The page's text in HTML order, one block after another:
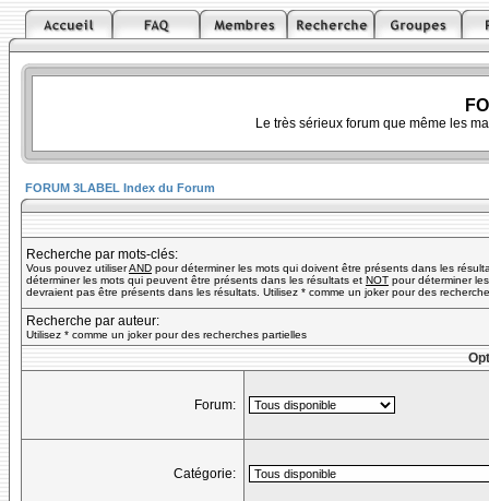
Le très sérieux forum que même les
FORUM 3LABEL Index du Forum
Recherche par mots-clés:
Vous pouvez utiliserAND pour déterminer les mots qui doivent être présents dans les
déterminer les mots qui peuvent être présents dans les résultats et NOT pour déterminer
devraient pas être présents dans les résultats. Utilisez * comme un joker pour des
Recherche par auteur:
Utilisez * comme un joker pour des recherches partielles
Forum:
Catégorie: